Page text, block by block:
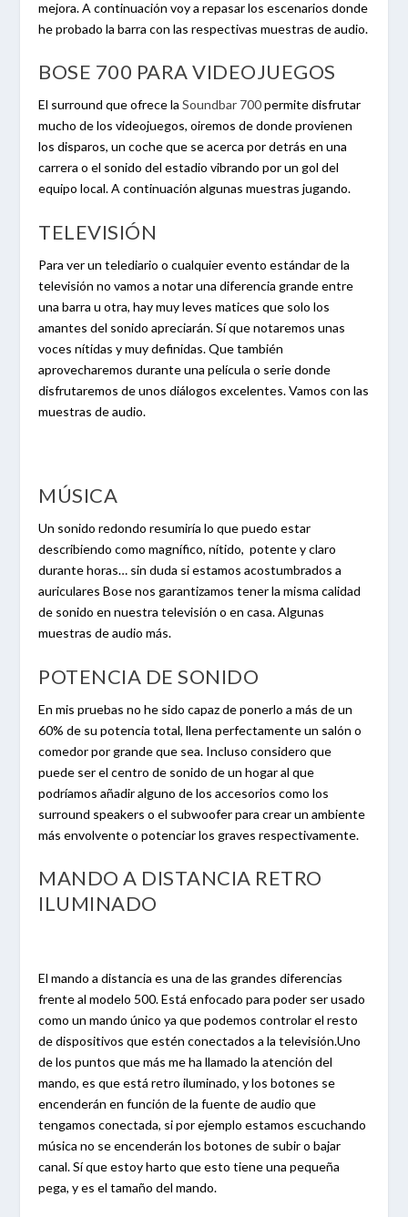
mejora. A continuación voy a repasar los escenarios donde
he probado la barra con las respectivas muestras de audio.
BOSE 700 PARA VIDEOJUEGOS
El surround que ofrece laSoundbar 700permite disfrutar
mucho de los videojuegos, oiremos de donde provienen
los disparos, un coche que se acerca por detrás en una
carrera o el sonido del estadio vibrando por un gol del
equipo local. A continuación algunas muestras jugando.
TELEVISIÓN
Para ver un telediario o cualquier evento estándar de la
televisión no vamos a notar una diferencia grande entre
una barra u otra, hay muy leves matices que solo los
amantes del sonido apreciarán. Sí que notaremos unas
voces nítidas y muy definidas. Que también
aprovecharemos durante una película o serie donde
disfrutaremos de unos diálogos excelentes. Vamos con las
muestras de audio.
MÚSICA
Un sonido redondo resumiría lo que puedo estar
describiendo como magnífico, nítido, potente y claro
durante horas… sin duda si estamos acostumbrados a
auriculares Bose nos garantizamos tener la misma calidad
de sonido en nuestra televisión o en casa. Algunas
muestras de audio más.
POTENCIA DE SONIDO
En mis pruebas no he sido capaz de ponerlo a más de un
60% de su potencia total, llena perfectamente un salón o
comedor por grande que sea. Incluso considero que
puede ser el centro de sonido de un hogar al que
podríamos añadir alguno de los accesorios como los
surround speakers o el subwoofer para crear un ambiente
más envolvente o potenciar los graves respectivamente.
MANDO A DISTANCIA RETRO
ILUMINADO
El mando a distancia es una de las grandes diferencias
frente al modelo 500. Está enfocado para poder ser usado
como un mando único ya que podemos controlar el resto
de dispositivos que estén conectados a la televisión.Uno
de los puntos que más me ha llamado la atención del
mando, es que está retro iluminado, y los botones se
encenderán en función de la fuente de audio que
tengamos conectada, si por ejemplo estamos escuchando
música no se encenderán los botones de subir o bajar
canal. Sí que estoy harto que esto tiene una pequeña
pega, y es el tamaño del mando.